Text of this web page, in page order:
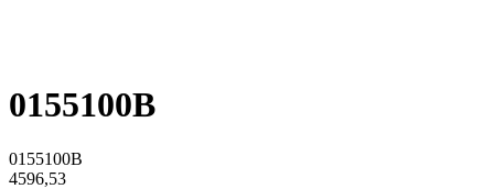
0155100B
0155100B
4596,53